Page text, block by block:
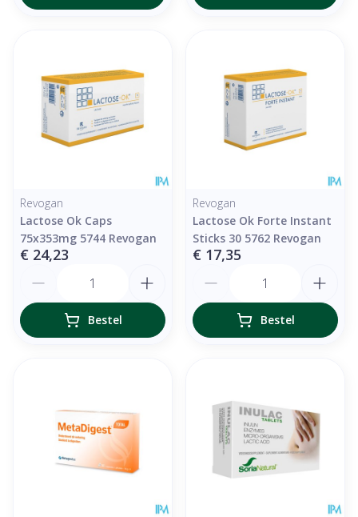
Revogan
Lactose Ok Caps
75x353mg 5744 Revogan
€ 24,23
Bestel
Revogan
Lactose Ok Forte Instant
Sticks 30 5762 Revogan
€ 17,35
Bestel